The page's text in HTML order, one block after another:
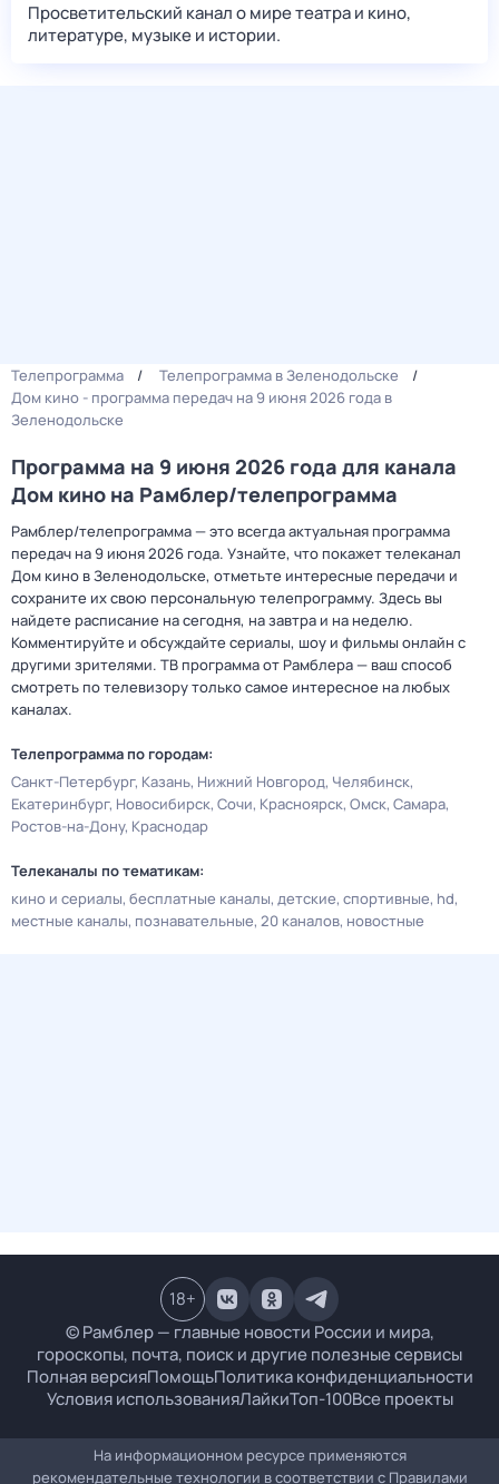
Просветительский канал о мире театра и кино,
литературе, музыке и истории.
Телепрограмма
Телепрограмма в Зеленодольске
Дом кино - программа передач на 9 июня 2026 года в
Зеленодольске
Программа на 9 июня 2026 года для канала
Дом кино на Рамблер/телепрограмма
Рамблер/телепрограмма — это всегда актуальная программа
передач на 9 июня 2026 года. Узнайте, что покажет телеканал
Дом кино в Зеленодольске, отметьте интересные передачи и
сохраните их свою персональную телепрограмму. Здесь вы
найдете расписание на сегодня, на завтра и на неделю.
Комментируйте и обсуждайте сериалы, шоу и фильмы онлайн с
другими зрителями. ТВ программа от Рамблера — ваш способ
смотреть по телевизору только самое интересное на любых
каналах.
Телепрограмма по городам:
Санкт-Петербург Казань Нижний Новгород Челябинск
Екатеринбург Новосибирск Сочи Красноярск Омск Самара
Ростов-на-Дону Краснодар
Телеканалы по тематикам:
кино и сериалы бесплатные каналы детские спортивные hd
местные каналы познавательные 20 каналов новостные
© Рамблер — главные новости России и мира,
гороскопы, почта, поиск и другие полезные сервисы
Полная версияПомощьПолитика конфиденциальности
Условия использованияЛайкиТоп-100Все проекты
18+
На информационном ресурсе применяются
рекомендательные технологии в соответствии с Правилами